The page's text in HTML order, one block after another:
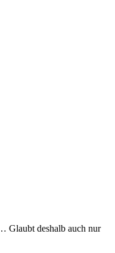
Glaubt deshalb auch nur